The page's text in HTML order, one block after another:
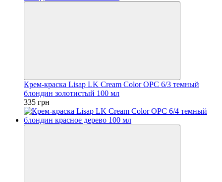
Крем-краска Lisap LK Cream Color OPC 6/3 темный
блондин золотистый 100 мл
335 грн